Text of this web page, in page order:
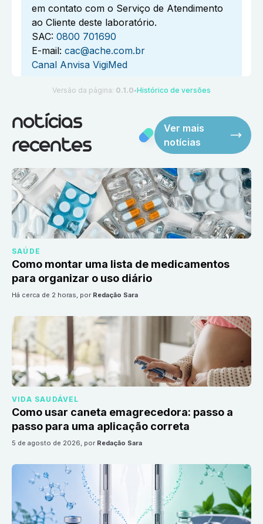
em contato com o Serviço de Atendimento
ao Cliente deste laboratório.
SAC: 0800 701690
E-mail: cac@ache.com.br
Canal Anvisa VigiMed
Versão da página: 0.1.0 ●Histórico de versões
notícias
recentes
Ver mais
notícias
SAÚDE
Como montar uma lista de medicamentos
para organizar o uso diário
há cerca de 2 horas, por Redação Sara
VIDA SAUDÁVEL
Como usar caneta emagrecedora: passo a
passo para uma aplicação correta
5 de agosto de 2026, por Redação Sara